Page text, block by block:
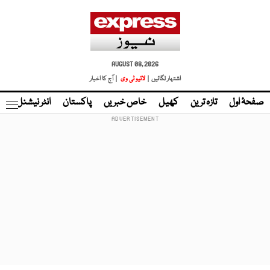
AUGUST 08, 2026
اشتہار لگائیں |
لائیو ٹی وی | آج کا اخبار
صفحۂ اول تازہ ترین کھیل خاص خبریں پاکستان انٹر نیشنل